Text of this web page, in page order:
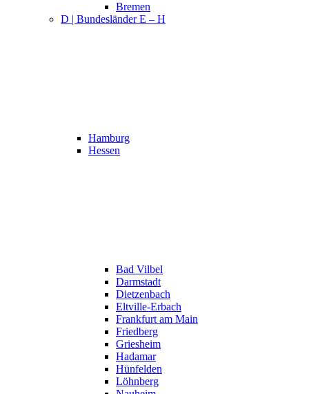
Bremen
D | Bundesländer E – H
Hamburg
Hessen
Bad Vilbel
Darmstadt
Dietzenbach
Eltville-Erbach
Frankfurt am Main
Friedberg
Griesheim
Hadamar
Hünfelden
Löhnberg